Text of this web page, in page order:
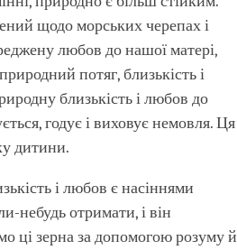
щодо морських черепах і
любов до нашої матері,
потяг, близькість і
близькість і любов до
годує і виховує немовля. Ця
дитини.
і любов є насіннями
небудь отримати, і він
ці зерна за допомогою розуму й